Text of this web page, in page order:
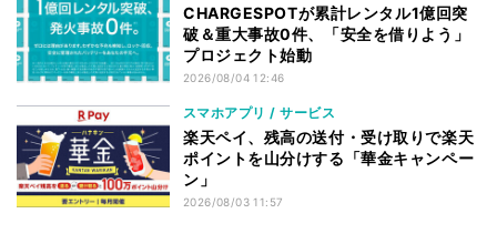
CHARGESPOTが累計レンタル1億回突
破＆重大事故0件、「安全を借りよう」
プロジェクト始動
2026/08/04 12:46
スマホアプリ / サービス
楽天ペイ、残高の送付・受け取りで楽天
ポイントを山分けする「華金キャンペー
ン」
2026/08/03 11:57